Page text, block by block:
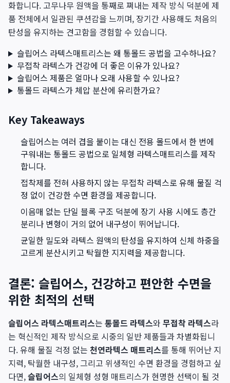
화합니다. 고무나무 원액을 통째로 쪄내는 제작 방식 덕분에 제
품 전체에서 일관된 쿠션감을 느끼며, 장기간 사용해도 처음의
탄성을 유지하는 견고함을 경험할 수 있습니다.
슬립어스 라텍스매트리스는 왜 통몰드 공법을 고수하나요?
무접착 라텍스가 건강에 더 좋은 이유가 있나요?
슬립어스 제품은 얼마나 오래 사용할 수 있나요?
통몰드 라텍스가 체압 분산에 유리한가요?
Key Takeaways
슬립어스는 여러 겹을 붙이는 대신 전용 몰드에서 한 번에
구워내는 통몰드 공법으로 일체형 라텍스매트리스를 제작
합니다.
접착제를 전혀 사용하지 않는 무접착 라텍스로 유해 물질 걱
정 없이 건강한 수면 환경을 제공합니다.
이음매 없는 단일 블록 구조 덕분에 장기 사용 시에도 층간
분리나 변형이 거의 없어 내구성이 뛰어납니다.
균일한 밀도와 라텍스 원액의 탄성을 유지하여 신체 하중을
고르게 분산시키고 탁월한 지지력을 제공합니다.
결론: 슬립어스, 건강하고 편안한 수면을
위한 최적의 선택
슬립어스 라텍스매트리스는 통몰드 라텍스와 무접착 라텍스라
는 혁신적인 제작 방식으로 시중의 일반 제품들과 차별화됩니
다. 유해 물질 걱정 없는 천연라텍스 매트리스를 통해 뛰어난 지
지력, 탁월한 내구성, 그리고 위생적인 수면 환경을 경험하고 싶
다면,슬립어스의 일체형 성형 매트리스가 현명한 선택이 될 것